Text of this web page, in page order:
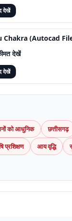
देखें
Chakra (Autocad
देखें
देखें
को आधुनिक छत्तीसगढ़
प्रशिक्षण आय वृद्धि